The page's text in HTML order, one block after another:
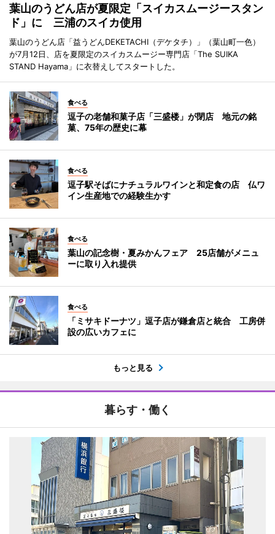
葉山のうどん店が夏限定「スイカスムージースタン
ド」に 三浦のスイカ使用
葉山のうどん店「益うどんDEKETACHI（デケタチ）」（葉山町一色）
が7月12日、店を夏限定のスイカスムージー専門店「The SUIKA
STAND Hayama」に衣替えしてスタートした。
食べる
逗子の老舗和菓子店「三盛楼」が閉店 地元の銘
菓、75年の歴史に幕
食べる
逗子駅そばにナチュラルワインと和定食の店 仏ワ
イン生産地での経験生かす
食べる
葉山の記念樹・夏みかんフェア 25店舗がメニュ
ーに取り入れ提供
食べる
「ミサキドーナツ」逗子店が鎌倉店と統合 工房併
設の広いカフェに
もっと見る
暮らす・働く